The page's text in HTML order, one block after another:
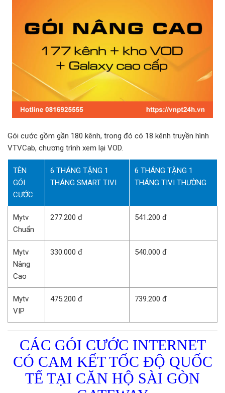
Gói cước gồm gần 180 kênh, trong đó có 18 kênh truyền hình
VTVCab, chương trình xem lại VOD.
TÊN
GÓI
CƯỚC
6 THÁNG TẶNG 1
THÁNG SMART TIVI
6 THÁNG TẶNG 1
THÁNG TIVI THƯỜNG
Mytv
Chuẩn
277.200 đ 541.200 đ
Mytv
Nâng
Cao
330.000 đ 540.000 đ
Mytv
VIP
475.200 đ 739.200 đ
CÁC GÓI CƯỚC INTERNET
CÓ CAM KẾT TỐC ĐỘ QUỐC
TẾ TẠI CĂN HỘ SÀI GÒN